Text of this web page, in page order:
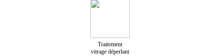
Traitement
vitrage déperlant